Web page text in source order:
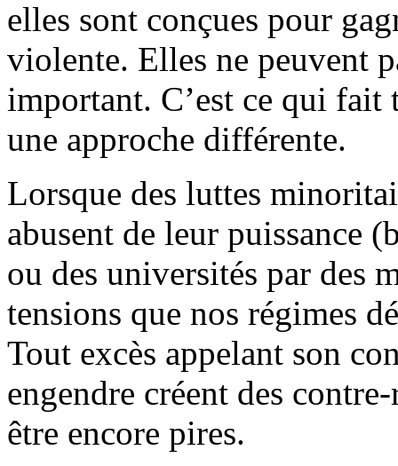
elles sont conçues pour
violente. Elles ne peuvent
important. C’est ce qui fait
une approche différente.
Lorsque des luttes
abusent de leur puissance
ou des universités par des
tensions que nos régimes
Tout excès appelant son
engendre créent des
être encore pires.